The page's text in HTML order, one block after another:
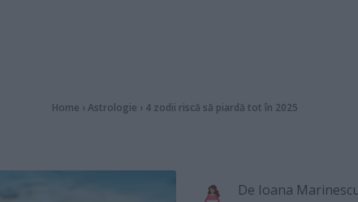
Home ›Astrologie › 4 zodii riscă să piardă tot în 2025
De Ioana